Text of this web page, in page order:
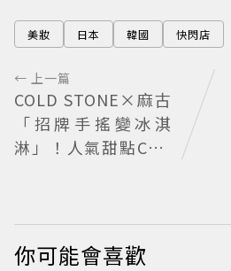
美妝 日本 韓國 快閃店
← 上一篇
COLD STONE×麻古
「招牌手搖變冰淇
淋」！人氣甜點Chiz
你可能會喜歡